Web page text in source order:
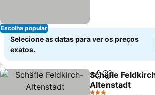
Escolha popular
Selecione as datas para ver os preços
exatos.
PartilharAdicionar
Schäfle
Altenstadt